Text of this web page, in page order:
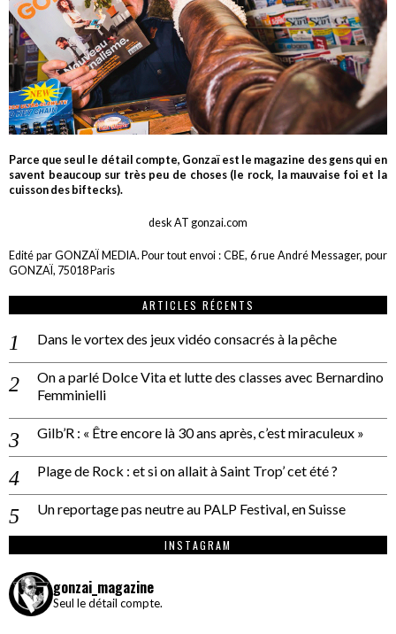
Parce que seul le détail compte, Gonzaï est le magazine des gens qui en
savent beaucoup sur très peu de choses (le rock, la mauvaise foi et la
cuisson des biftecks).
desk AT gonzai.com
Edité par GONZAÏ MEDIA. Pour tout envoi : CBE, 6 rue André Messager, pour
GONZAÏ, 75018 Paris
ARTICLES RÉCENTS
Dans le vortex des jeux vidéo consacrés à la pêche
On a parlé Dolce Vita et lutte des classes avec Bernardino
Femminielli
Gilb’R : « Être encore là 30 ans après, c’est miraculeux »
Plage de Rock : et si on allait à Saint Trop’ cet été ?
Un reportage pas neutre au PALP Festival, en Suisse
INSTAGRAM
gonzai_magazine
Seul le détail compte.